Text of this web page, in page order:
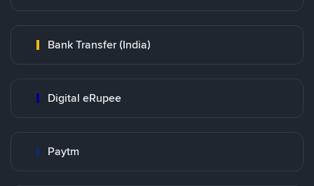
Bank Transfer (India)
Digital eRupee
Paytm